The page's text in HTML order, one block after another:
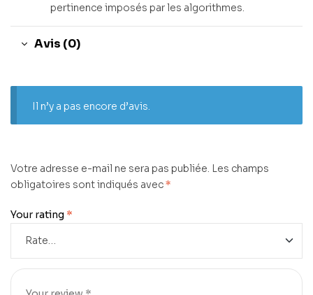
pertinence imposés par les algorithmes.
Avis (0)
Il n’y a pas encore d’avis.
Votre adresse e-mail ne sera pas publiée. Les champs
obligatoires sont indiqués avec*
Your rating *